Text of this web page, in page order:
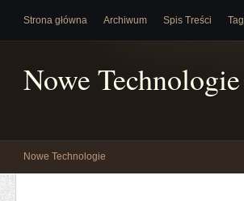
Strona główna Archiwum Spis Treści
Nowe Technologie
Nowe Technologie